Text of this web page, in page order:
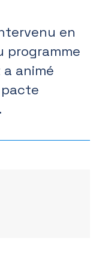
en
programme
animé
pacte